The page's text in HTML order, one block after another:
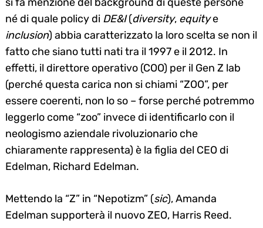
né di quale policy di DE&I(diversity, equitye
inclusion) abbia caratterizzato la loro scelta se non il
fatto che siano tutti nati tra il 1997 e il 2012. In
effetti, il direttore operativo (COO) per il Gen Z lab
(perché questa carica non si chiami “ZOO”, per
essere coerenti, non lo so – forse perché potremmo
leggerlo come “zoo” invece di identificarlo con il
neologismo aziendale rivoluzionario che
chiaramente rappresenta) è la figlia del CEO di
Edelman, Richard Edelman.
Mettendo la “Z” in “Nepotizm” (sic), Amanda
Edelman supporterà il nuovo ZEO, Harris Reed.